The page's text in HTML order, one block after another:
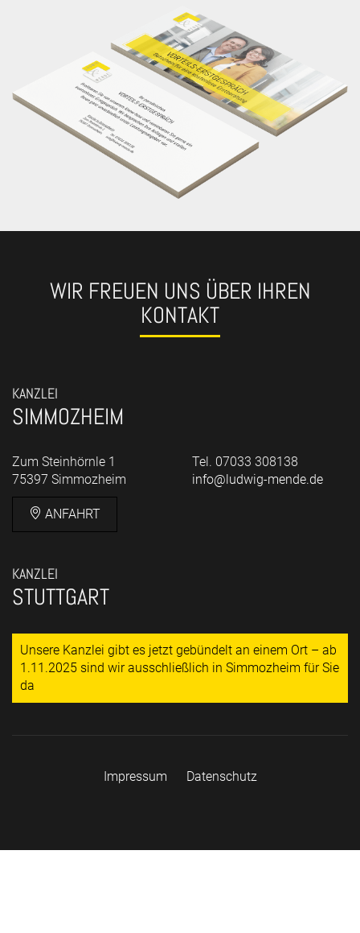
WIR FREUEN UNS ÜBER IHREN
KONTAKT
KANZLEI
SIMMOZHEIM
Zum Steinhörnle 1
75397 Simmozheim
ANFAHRT
Tel. 07033 308138
info@ludwig-mende.de
KANZLEI
STUTTGART
Unsere Kanzlei gibt es jetzt gebündelt an einem Ort – ab
1.11.2025 sind wir ausschließlich in Simmozheim für Sie
da
Impressum Datenschutz